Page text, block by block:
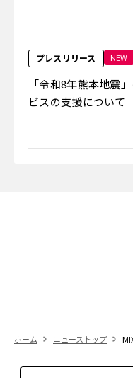
プレスリリース NEW
「令和8年熊本地震
ビスの支援について
ホーム ニューストップ